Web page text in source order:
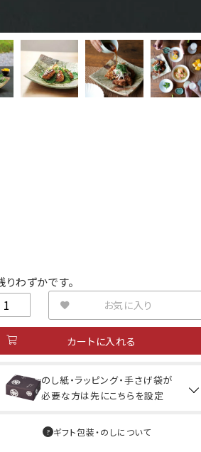
りわずかです。
お気に入り
カートに入れる
のし紙・ラッピング・手さげ袋が
必要な方は先にこちらを設定
ギフト包装・のしについて